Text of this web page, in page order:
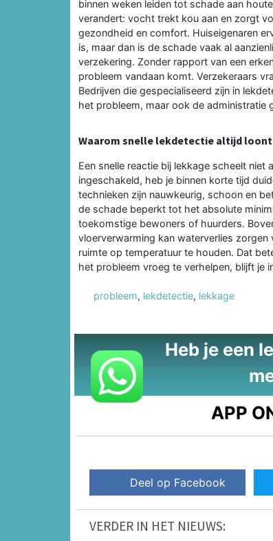
binnen weken leiden tot schade aan
verandert: vocht trekt kou aan en zorgt
gezondheid en comfort. Huiseigenaren
is, maar dan is de schade vaak al
verzekering. Zonder rapport van een
probleem vandaan komt. Verzekeraars
Bedrijven die gespecialiseerd zijn in
het probleem, maar ook de administratie
Waarom snelle lekdetectie altijd loont
Een snelle reactie bij lekkage scheelt
ingeschakeld, heb je binnen korte tijd
technieken zijn nauwkeurig, schoon en
de schade beperkt tot het absolute
toekomstige bewoners of huurders.
vloerverwarming kan waterverlies
ruimte op temperatuur te houden. Dat
het probleem vroeg te verhelpen, blijft je
probleem, lekdetectie, lekkage
Heb je een
APP
Deel op Facebook
VERDER IN HET NIEUWS: